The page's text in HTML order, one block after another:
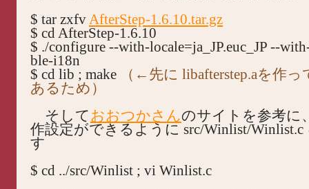
$ tar zxfv AfterStep-1.6.10.tar.gz
$ cd AfterStep-1.6.10
$ ./configure --with-locale=ja_JP.euc_JP --
ble-i18n
$ cd lib ; make
（←先に libafterstep.aを作
あるため）
そして おおつかさんのサイトを参考に
作設定ができるように src/Winlist/Winlist.c
す
$ cd ../src/Winlist ; vi Winlist.c